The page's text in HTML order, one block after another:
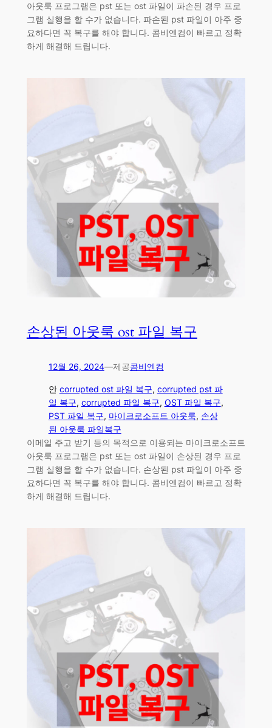
아웃룩 프로그램은 pst 또는 ost 파일이 파손된 경우 프로
그램 실행을 할 수가 없습니다. 파손된 pst 파일이 아주 중
요하다면 꼭 복구를 해야 합니다. 콤비엔컴이 빠르고 정확
하게 해결해 드립니다.
손상된 아웃룩 ost 파일 복구
12월 26, 2024—제공콤비엔컴
안 corrupted ost 파일 복구, corrupted pst 파
일 복구, corrupted 파일 복구, OST 파일 복구
PST 파일 복구, 마이크로소프트 아웃룩, 손상
된 아웃룩 파일복구
이메일 주고 받기 등의 목적으로 이용되는 마이크로소프트
아웃룩 프로그램은 pst 또는 ost 파일이 손상된 경우 프로
그램 실행을 할 수가 없습니다. 손상된 pst 파일이 아주 중
요하다면 꼭 복구를 해야 합니다. 콤비엔컴이 빠르고 정확
하게 해결해 드립니다.